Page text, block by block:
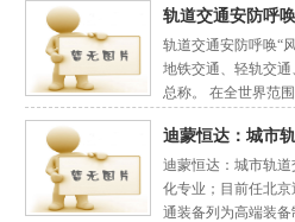
轨道交通安防呼
轨道交通安防呼唤“
地铁交通、轻轨交
总称。 在全世界
迪蒙恒达：城市
迪蒙恒达：城市轨道
化专业；目前任北
通装备列为高端装